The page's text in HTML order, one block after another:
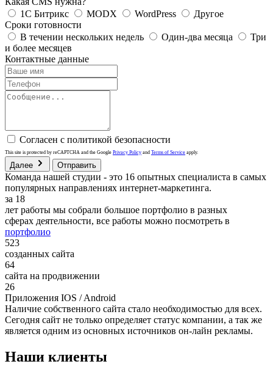
1С Битрикс
MODX WordPress
Другое
Сроки готовности
В течении нескольких недель
Один-два месяца
Три
и более месяцев
Контактные данные
Согласен с политикой безопасности
This site is protected by reCAPTCHA and the Google Privacy Policy and Terms of Service apply.
Далее Отправить
Команда нашей студии - это 16 опытных специалиста в самых
популярных направлениях интернет-маркетинга.
за 18
лет работы мы собрали большое портфолио в разных
сферах деятельности, все работы можно посмотреть в
портфолио
523
созданных сайта
64
сайта на продвижении
26
Приложения IOS / Android
Наличие собственного сайта стало необходимостью для всех.
Сегодня сайт не только определяет статус компании, а так же
является одним из основных источников он-лайн рекламы.
Наши клиенты